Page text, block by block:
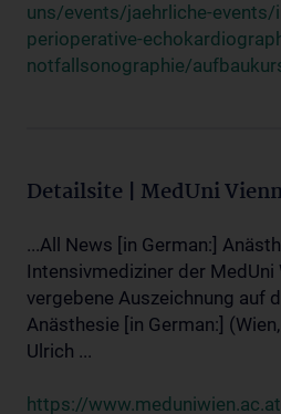
uns/events/jaehrliche-events/
perioperative-
notfallsonographie/
Detailsite | MedUni
...All News [in German:]
Intensivmediziner der MedUni
vergebene Auszeichnung auf
Anästhesie [in German:]
Ulrich ...
https://